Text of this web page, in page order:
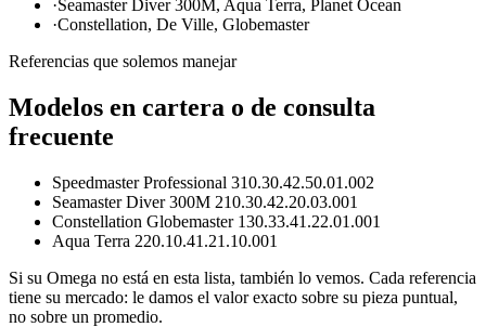
·Seamaster Diver 300M, Aqua Terra, Planet Ocean
·Constellation, De Ville, Globemaster
Referencias que solemos manejar
Modelos en cartera o de consulta
frecuente
Speedmaster Professional 310.30.42.50.01.002
Seamaster Diver 300M 210.30.42.20.03.001
Constellation Globemaster 130.33.41.22.01.001
Aqua Terra 220.10.41.21.10.001
Si su Omega no está en esta lista, también lo vemos. Cada referencia
tiene su mercado: le damos el valor exacto sobre su pieza puntual,
no sobre un promedio.